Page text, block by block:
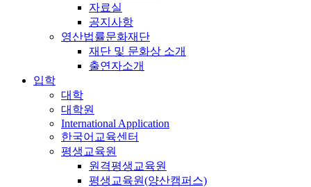
자료실
공지사항
영산법률문화재단
재단 및 문화상 소개
출연자소개
입학
대학
대학원
International Application
한국어교육센터
평생교육원
원격평생교육원
평생교육원(양산캠퍼스)